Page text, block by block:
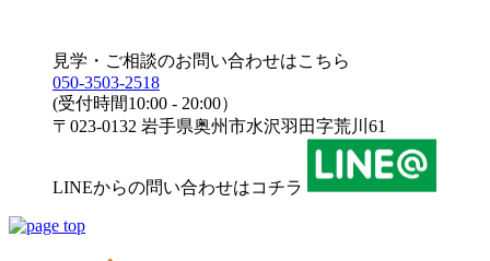
見学・ご相談のお問い合わせはこちら
050-3503-2518
(受付時間10:00 - 20:00）
〒023-0132 岩手県奥州市水沢羽田字荒川61
LINEからの問い合わせはコチラ